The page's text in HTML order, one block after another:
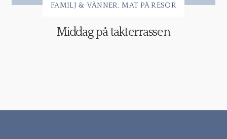
FAMILJ & VÄNNER MAT PÅ RESOR
Middag på takterrassen